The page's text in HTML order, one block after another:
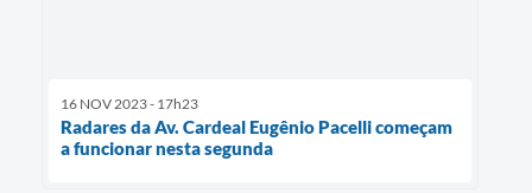
16 NOV 2023 - 17h23
Radares da Av. Cardeal Eugênio Pacelli começam
a funcionar nesta segunda